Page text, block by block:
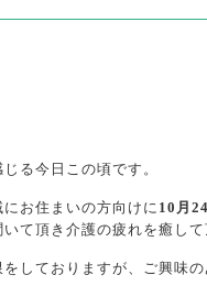
る今日この頃です。
お住まいの方向けに 10月
て頂き介護の疲れを癒して
しておりますが、ご興味